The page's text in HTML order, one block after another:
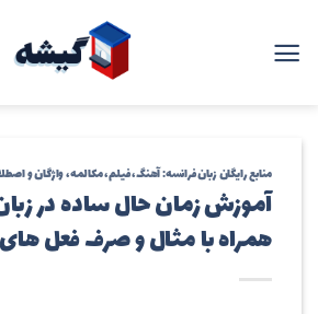
منابع رایگان زبان فرانسه: آهنگ، فیلم، مکالمه، واژگان و
آموزش زمان حال ساده در
همراه با مثال و صرف فعل های